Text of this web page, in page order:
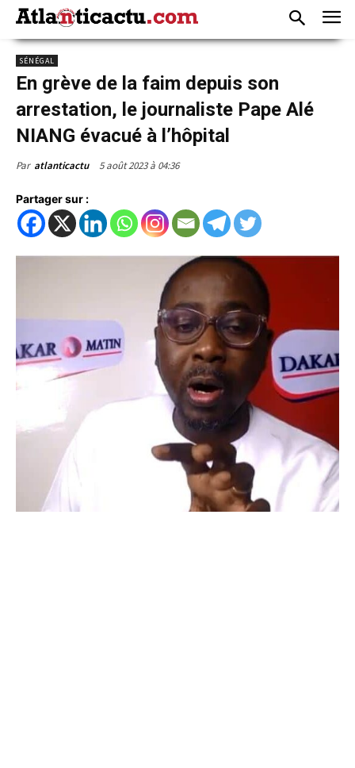
SÉNÉGAL
En grève de la faim depuis son
arrestation, le journaliste Pape Alé
NIANG évacué à l’hôpital
Par atlanticactu 5 août 2023 à 04:36
Partager sur :